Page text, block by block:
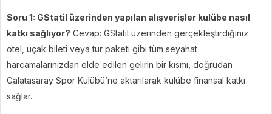
Soru 1: GStatil üzerinden yapılan alışverişler kulübe nasıl
katkı sağlıyor? Cevap: GStatil üzerinden gerçekleştirdiğiniz
otel, uçak bileti veya tur paketi gibi tüm seyahat
harcamalarınızdan elde edilen gelirin bir kısmı, doğrudan
Galatasaray Spor Kulübü’ne aktarılarak kulübe finansal katkı
sağlar.